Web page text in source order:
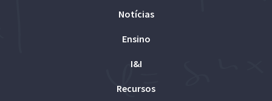
Notícias
Ensino
I&I
Recursos